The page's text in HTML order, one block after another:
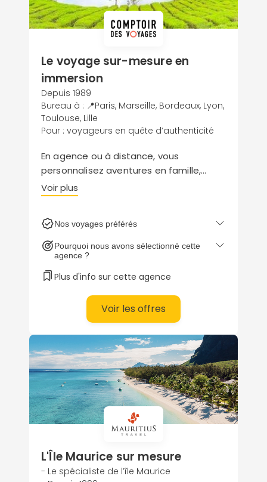
Le voyage sur-mesure en
immersion
Depuis 1989
Bureau à : 📍Paris, Marseille, Bordeaux, Lyon,
Toulouse, Lille
Pour : voyageurs en quête d’authenticité
En agence ou à distance, vous
personnalisez aventures en famille,
robinsonnades, combinés insulaires,
séjours nature ou voyages de noce
de la Perle de l’Océan Indien.
Voir plus
Nos voyages préférés
Pourquoi nous avons sélectionné cette
agence ?
Plus d'info sur cette agence
Voir les offres
L'Île Maurice sur mesure
- Le spécialiste de l’île Maurice